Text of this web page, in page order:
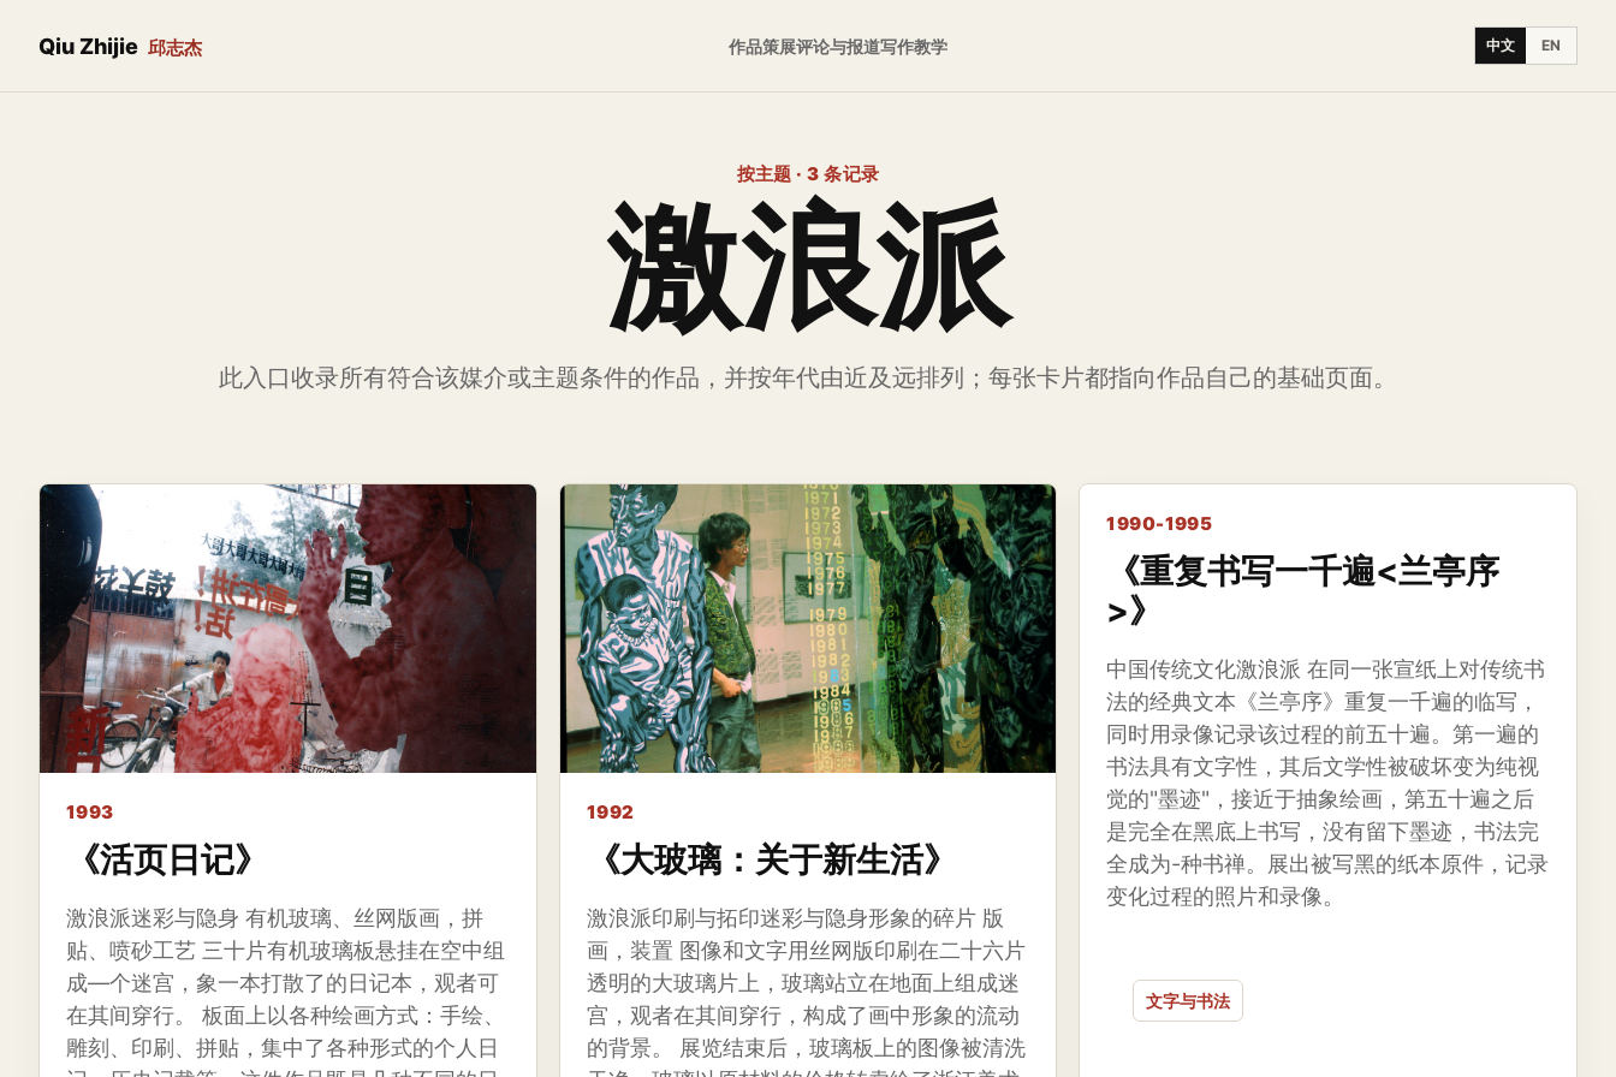
Qiu Zhijie 邱志杰 作品策展评论与报道写作教学 中文 EN
按主题 · 3 条记录
激浪派
此入口收录所有符合该媒介或主题条件的作品，并按年代由近及远排列；每张卡片都指向作品自己的基础页面。
1993
《活页日记》
激浪派迷彩与隐身 有机玻璃、丝网版画，拼
贴、喷砂工艺 三十片有机玻璃板悬挂在空中组
成—个迷宫，象一本打散了的日记本，观者可
在其间穿行。 板面上以各种绘画方式：手绘、
雕刻、印刷、拼贴，集中了各种形式的个人日
1992
《大玻璃：关于新生活》
激浪派印刷与拓印迷彩与隐身形象的碎片 版
画，装置 图像和文字用丝网版印刷在二十六片
透明的大玻璃片上，玻璃站立在地面上组成迷
宫，观者在其间穿行，构成了画中形象的流动
的背景。 展览结束后，玻璃板上的图像被清洗
1990-1995
《重复书写一千遍<兰亭序
>》
中国传统文化激浪派 在同一张宣纸上对传统书
法的经典文本《兰亭序》重复一千遍的临写，
同时用录像记录该过程的前五十遍。第一遍的
书法具有文字性，其后文学性被破坏变为纯视
觉的"墨迹"，接近于抽象绘画，第五十遍之后
是完全在黑底上书写，没有留下墨迹，书法完
全成为-种书禅。展出被写黑的纸本原件，记录
变化过程的照片和录像。
文字与书法